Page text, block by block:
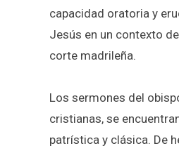
capacidad oratoria y
Jesús en un contexto
corte madrileña.
Los sermones del
cristianas, se
patrística y clásica. De